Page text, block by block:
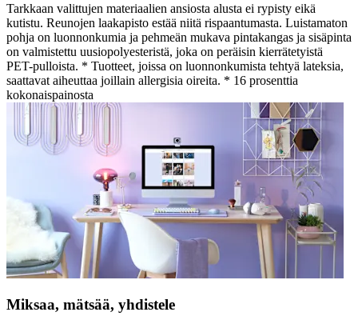
Tarkkaan valittujen materiaalien ansiosta alusta ei rypisty eikä
kutistu. Reunojen laakapisto estää niitä rispaantumasta. Luistamaton
pohja on luonnonkumia ja pehmeän mukava pintakangas ja sisäpinta
on valmistettu uusiopolyesteristä, joka on peräisin kierrätetyistä
PET-pulloista. * Tuotteet, joissa on luonnonkumista tehtyä lateksia,
saattavat aiheuttaa joillain allergisia oireita. * 16 prosenttia
kokonaispainosta
Miksaa, mätsää, yhdistele